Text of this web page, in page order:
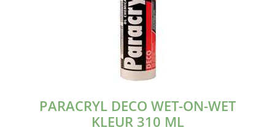
PARACRYL DECO WET-ON-WET
KLEUR 310 ML